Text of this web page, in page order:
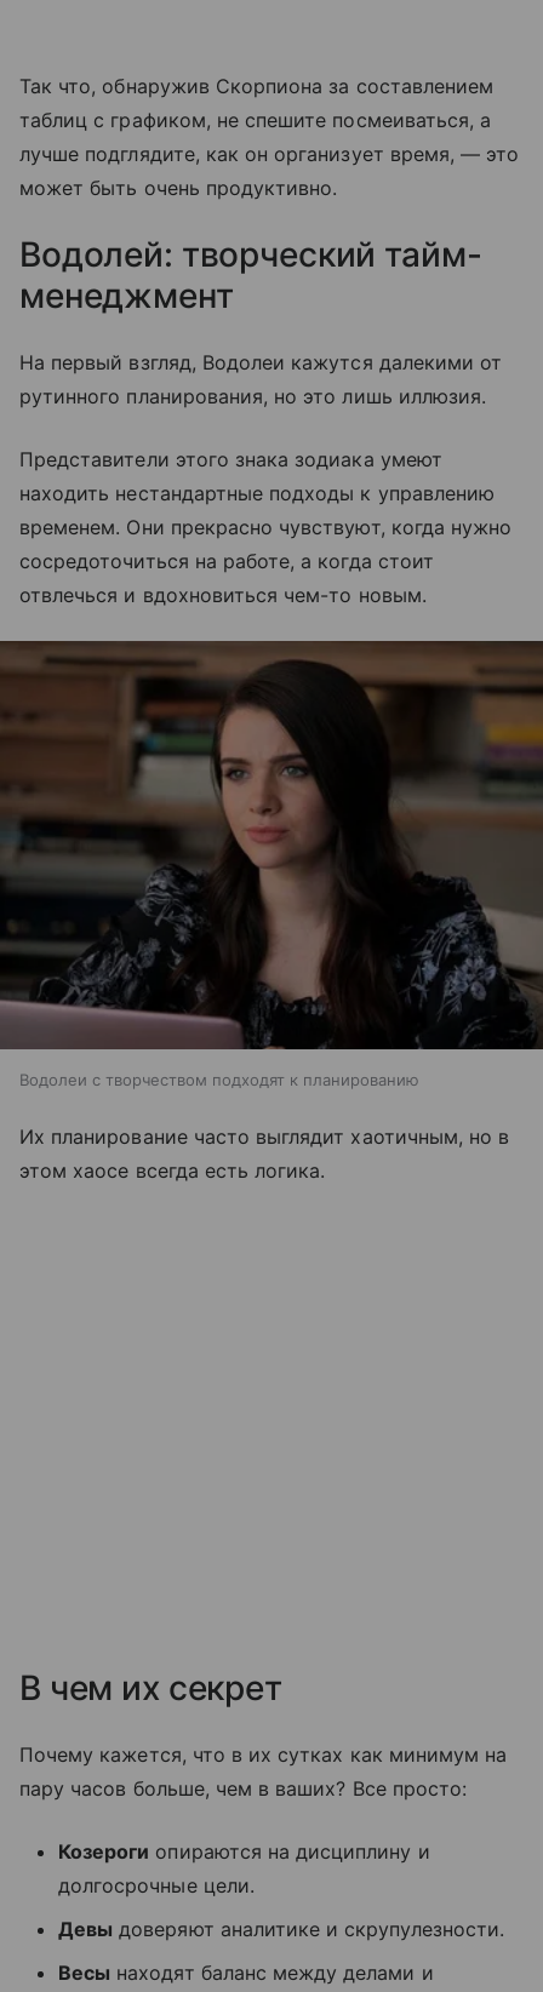
Так что, обнаружив Скорпиона за составлением
таблиц с графиком, не спешите посмеиваться, а
лучше подглядите, как он организует время, — это
может быть очень продуктивно.
Водолей: творческий тайм-
менеджмент
На первый взгляд, Водолеи кажутся далекими от
рутинного планирования, но это лишь иллюзия.
Представители этого знака зодиака умеют
находить нестандартные подходы к управлению
временем. Они прекрасно чувствуют, когда нужно
сосредоточиться на работе, а когда стоит
отвлечься и вдохновиться чем-то новым.
Водолеи с творчеством подходят к планированию
Их планирование часто выглядит хаотичным, но в
этом хаосе всегда есть логика.
В чем их секрет
Почему кажется, что в их сутках как минимум на
пару часов больше, чем в ваших? Все просто:
Козероги опираются на дисциплину и
долгосрочные цели.
Девы доверяют аналитике и скрупулезности.
Весы находят баланс между делами и